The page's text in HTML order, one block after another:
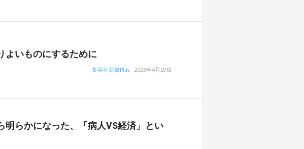
よいものにするために
集英社新書Plus 2026年4月29日
明らかになった、「病人VS経済」とい